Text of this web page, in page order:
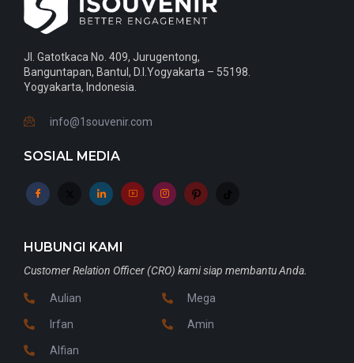
Jl. Gatotkaca No. 409, Jurugentong,
Banguntapan, Bantul, D.I.Yogyakarta – 55198.
Yogyakarta, Indonesia.
info@1souvenir.com
SOSIAL MEDIA
HUBUNGI KAMI
Customer Relation Officer (CRO) kami siap membantu Anda.
Aulian
Irfan
Alfian
Mega
Amin